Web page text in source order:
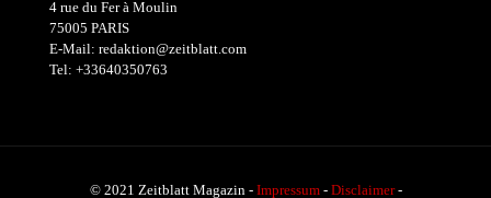
4 rue du Fer à Moulin
75005 PARIS
E-Mail: redaktion@zeitblatt.com
Tel: +33640350763
© 2021 Zeitblatt Magazin - Impressum- Disclaimer-